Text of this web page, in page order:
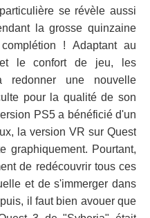
se révèle aussi
la grosse quinzaine
! Adaptant au
et le confort de jeu, les
redonner une nouvelle
pour la qualité de son
PS5 a bénéficié d'un
la version VR sur Quest
graphiquement. Pourtant,
de redécouvrir tous ces
et de s'immerger dans
il faut bien avouer que